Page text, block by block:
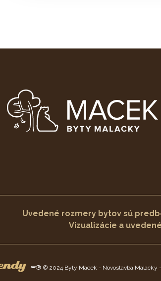
Uvedené rozmery bytov sú
Vizualizácie a
© 2024 Byty Macek - Novostavba Malacky